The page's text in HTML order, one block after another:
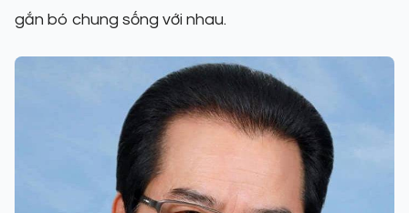
gắn bó chung sống với nhau.